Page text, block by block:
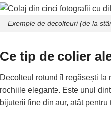
Exemple de decolteuri (de la
Ce tip de colier
Decolteul rotund îl regăsești la
rochiile elegante. Este unul
bijuterii fine din aur, atât